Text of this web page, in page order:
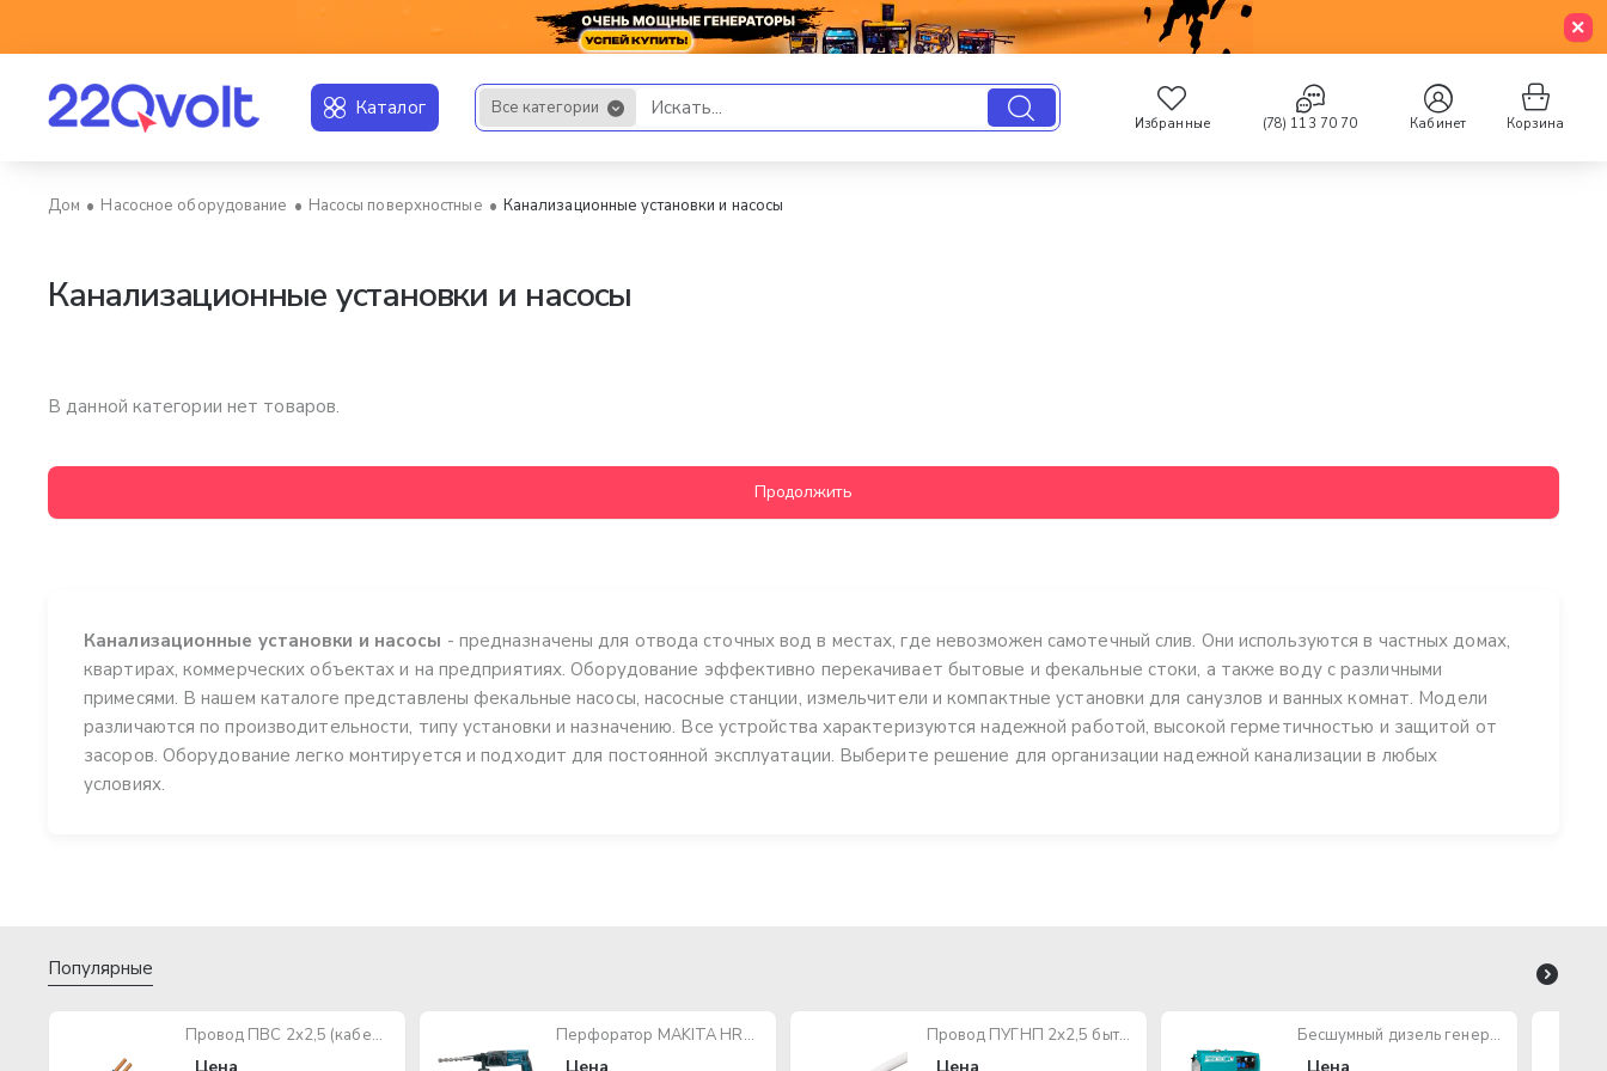
Каталог Все категории
Искать... Избранные (78) 113 70 70 Кабинет Корзина
Канализационные установки и насосы
Насосное оборудование Насосы поверхностные Канализационные установки и насосы
Канализационные установки и насосы - предназначены для отвода сточных вод в местах, где невозможен самотечный слив. Они используются в частных домах,
квартирах, коммерческих объектах и на предприятиях. Оборудование эффективно перекачивает бытовые и фекальные стоки, а также воду с различными
примесями. В нашем каталоге представлены фекальные насосы, насосные станции, измельчители и компактные установки для санузлов и ванных комнат. Модели
различаются по производительности, типу установки и назначению. Все устройства характеризуются надежной работой, высокой герметичностью и защитой от
засоров. Оборудование легко монтируется и подходит для постоянной эксплуатации. Выберите решение для организации надежной канализации в любых
условиях.
В данной категории нет товаров.
Продолжить
Популярные
Провод ПВС 2х2,5 (кабель медный многожильный) Перфоратор MAKITA HR2470 780W SDS-Plus Провод ПУГНП 2х2,5 бытового назначения (многожильный) Бесшумный дизель генератор TOTAL TP250001